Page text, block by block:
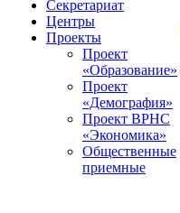
Секретариат
Центры
Проекты
Проект
«Образование»
Проект
«Демография»
Проект ВРНС
«Экономика»
Общественные
приемные